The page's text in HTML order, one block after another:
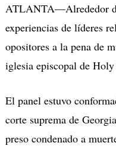
ATLANTA—Alrededor
experiencias de líderes
opositores a la pena de
iglesia episcopal de
El panel estuvo
corte suprema de
preso condenado a